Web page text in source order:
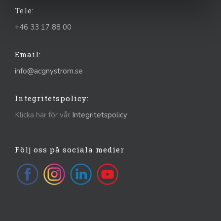
Tele:
+46 33 17 88 00
Email:
info@acgnystrom.se
Integritetspolicy:
Klicka här för vår Integritetspolicy
Följ oss på sociala medier